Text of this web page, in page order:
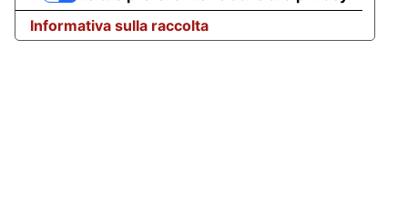
Informativa sulla raccolta